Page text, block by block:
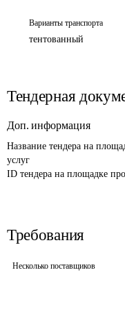
Варианты транспорта
тентованный
Тендерная
Доп. информация
Название тендера на
услуг
ID тендера на площадке
Требования
Несколько поставщиков